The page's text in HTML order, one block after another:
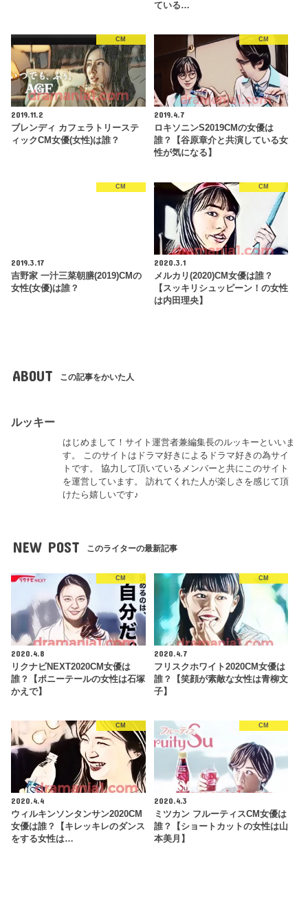
ている…
CM
2019.11.2
ブレンディ カフェラトリーステ
ィックCM女優(女性)は誰？
CM
2019.4.7
ロキソニンS2019CMの女優は
誰？【谷原章介と共演している女
性が気になる】
CM
2019.3.17
吉野家 一汁三菜朝膳(2019)CMの
女性(女優)は誰？
CM
2020.3.1
メルカリ(2020)CM女優は誰？
【スッキリシュッピーン！の女性
は内田理央】
ABOUT この記事をかいた人
ルッキー
はじめまして！サイト運営者兼編集長のルッキーといいま
す。 このサイトはドラマ好きによるドラマ好きの為サイ
トです。 協力して頂いているメンバーと共にこのサイト
を運営しています。 訪れてくれた人が楽しさを感じて頂
けたら嬉しいです♪
NEW POST このライターの最新記事
CM
2020.4.8
リクナビNEXT2020CM女優は
誰？【ポニーテールの女性は石塚
かえで】
CM
2020.4.7
フリスクホワイト2020CM女優は
誰？【笑顔が素敵な女性は青柳文
子】
CM
2020.4.4
ウィルキンソンタンサン2020CM
女優は誰？【キレッキレのダンス
をする女性は…
CM
2020.4.3
ミツカン フルーティスCM女優は
誰？【ショートカットの女性は山
本美月】